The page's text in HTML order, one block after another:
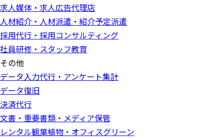
求人媒体・求人広告代理店
人材紹介・人材派遣・紹介予定派遣
採用代行・採用コンサルティング
社員研修・スタッフ教育
その他
データ入力代行・アンケート集計
データ復旧
決済代行
文書・重要書類・メディア保管
レンタル観葉植物・オフィスグリーン